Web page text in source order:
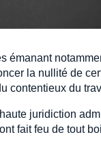
émanant
la nullité de
contentieux du
juridiction
fait feu de tout